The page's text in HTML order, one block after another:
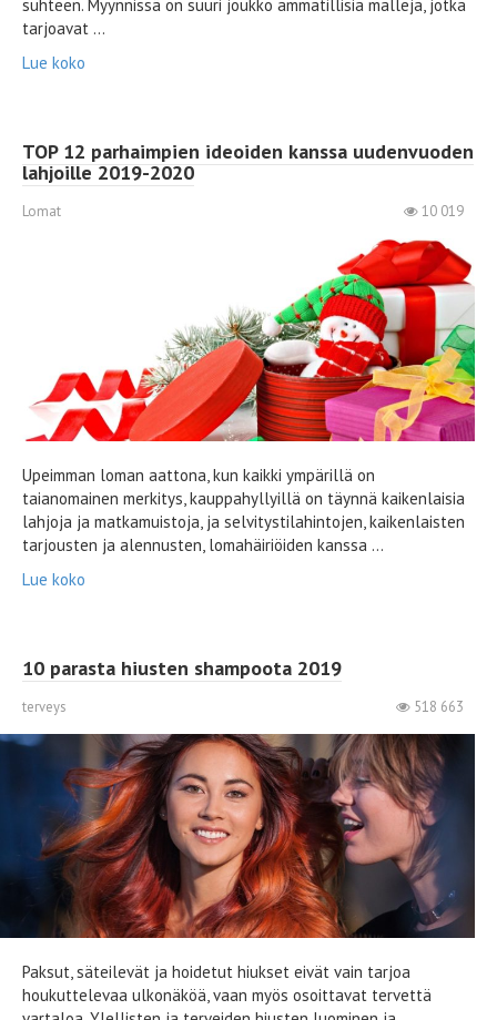
suhteen. Myynnissä on suuri joukko ammatillisia malleja, jotka
tarjoavat ...
Lue koko
TOP 12 parhaimpien ideoiden kanssa uudenvuoden
lahjoille 2019-2020
Lomat 10 019
Upeimman loman aattona, kun kaikki ympärillä on
taianomainen merkitys, kauppahyllyillä on täynnä kaikenlaisia ​​
lahjoja ja matkamuistoja, ja selvitystilahintojen, kaikenlaisten
tarjousten ja alennusten, lomahäiriöiden kanssa ...
Lue koko
10 parasta hiusten shampoota 2019
terveys 518 663
Paksut, säteilevät ja hoidetut hiukset eivät vain tarjoa
houkuttelevaa ulkonäköä, vaan myös osoittavat tervettä